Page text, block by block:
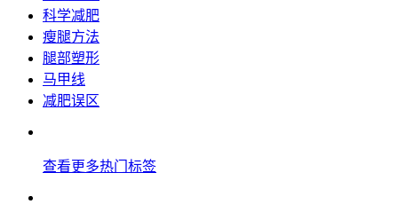
科学减肥
瘦腿方法
腿部塑形
马甲线
减肥误区
查看更多热门标签